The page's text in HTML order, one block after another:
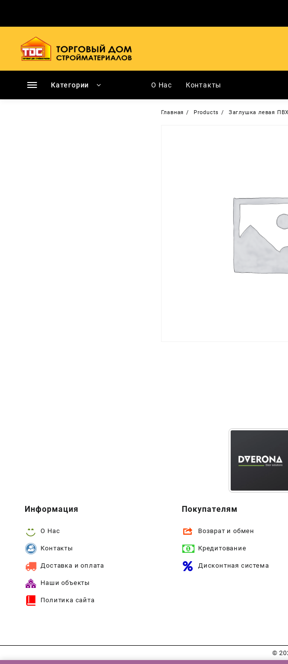
содержимому
Категории О Нас Контакты
Главная Products Заглушка левая
Информация
О Нас
Контакты
Доставка и оплата
Наши объекты
Политика сайта
Покупателям
Возврат и обмен
Кредитование
Дисконтная система
©